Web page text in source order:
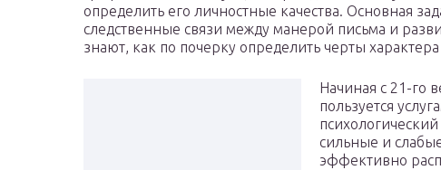
определить его личностные качества. Основная
следственные связи между манерой письма и
знают, как по почерку определить черты
Начиная с 21-го
пользуется
сильные и
эффективно